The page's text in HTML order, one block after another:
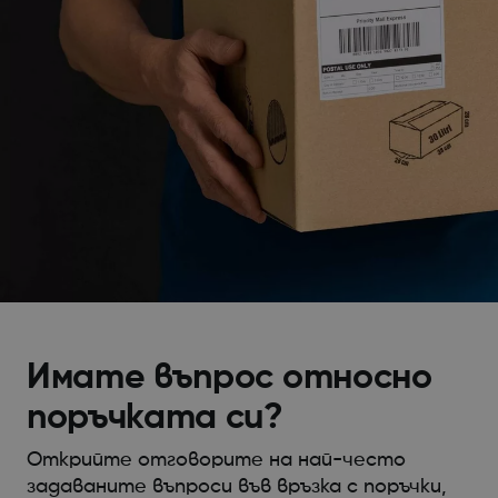
Имате въпрос относно
поръчката си?
Открийте отговорите на най-често
задаваните въпроси във връзка с поръчки,